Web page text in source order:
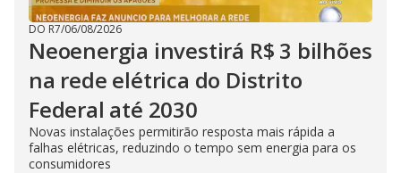
DO R7/06/08/2026
Neoenergia investirá R$ 3 bilhões
na rede elétrica do Distrito
Federal até 2030
Novas instalações permitirão resposta mais rápida a
falhas elétricas, reduzindo o tempo sem energia para os
consumidores